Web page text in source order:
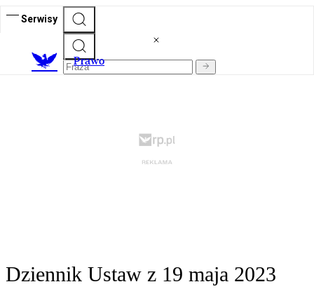
Serwisy
Prawo
Dziennik Ustaw z 19 maja 2023